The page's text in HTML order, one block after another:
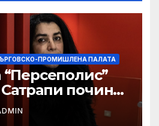
ПРОМИШЛЕНА ПАЛАТА
почина
56 години